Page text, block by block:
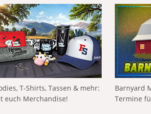
T-Shirts, Tassen & mehr:
euch Merchandise!
Barnyard
Termine